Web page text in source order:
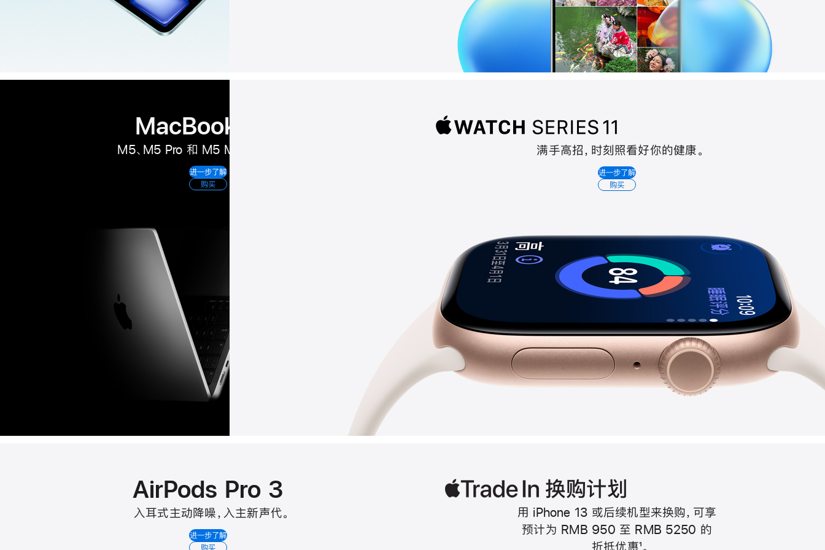
MacBook Pro
M5、M5 Pro 和 M5 Max 现已集结
进一步了解
购买
Apple
Watch
11
满手高招， 时刻照看好你的健康。
进一步了解
购买
AirPods Pro 3
入耳式主动降噪， 入主新声代。
进一步了解
购买
Apple
Trade
用 iPhone 13 或后续机型来换购，可享
预计为 RMB 950 至 RMB 5250 的
折抵优惠1。